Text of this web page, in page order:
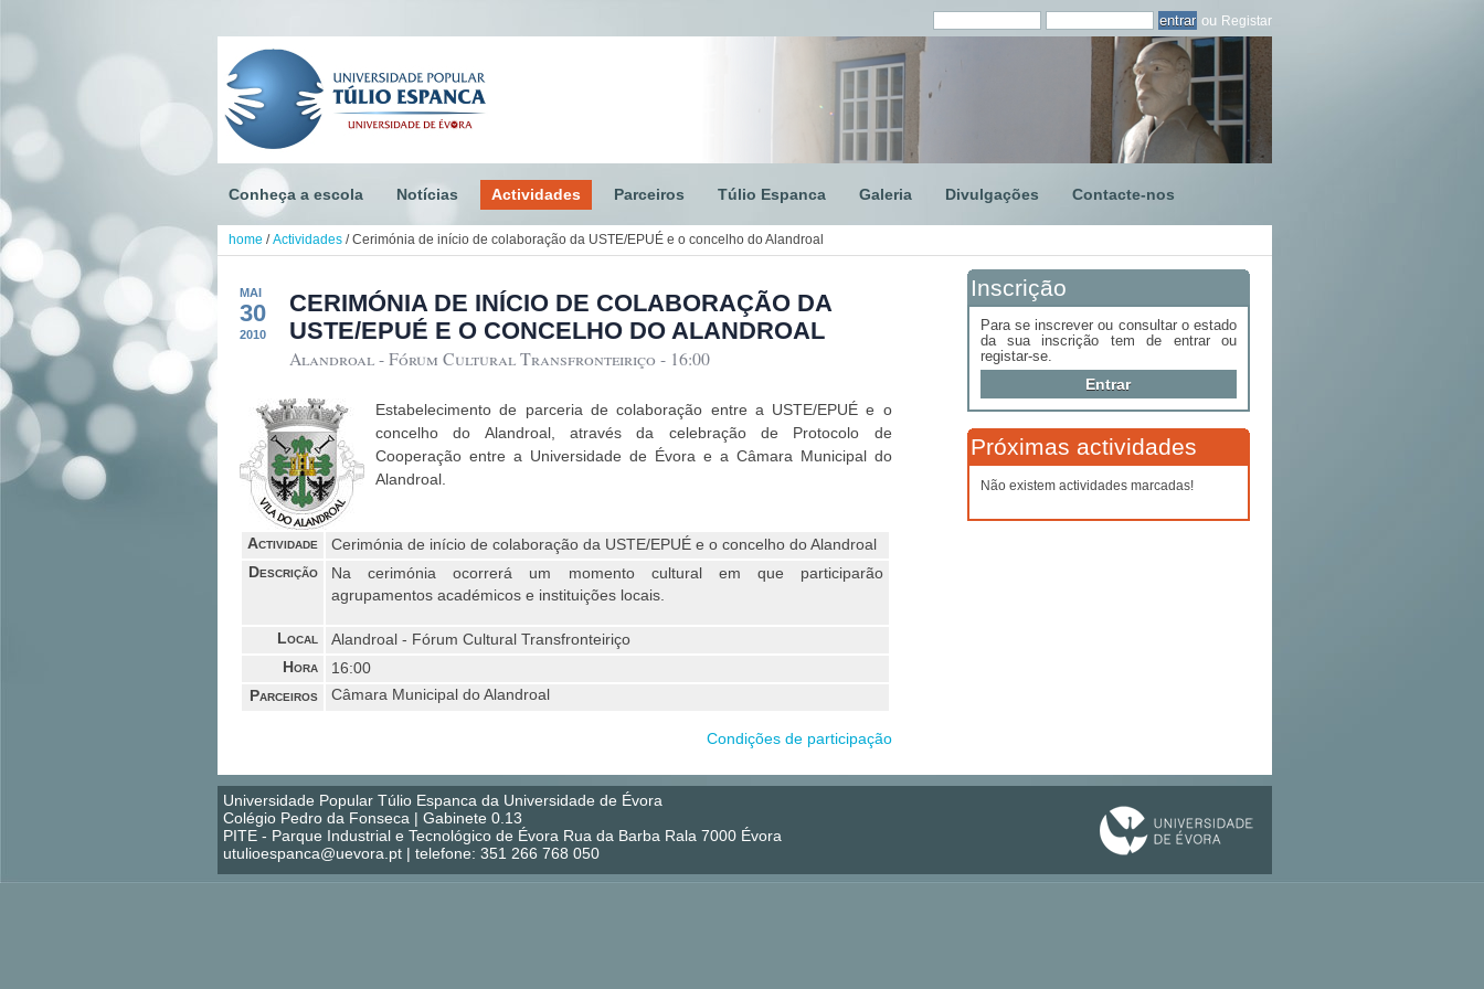
ou Registar
Conheça a escola Notícias Actividades Parceiros Túlio Espanca Galeria Divulgações Contacte-nos
home / Actividades / Cerimónia de início de colaboração da USTE/EPUÉ e o concelho do Alandroal
MAI
30
2010
CERIMÓNIA DE INÍCIO DE COLABORAÇÃO DA
USTE/EPUÉ E O CONCELHO DO ALANDROAL
Alandroal - Fórum Cultural Transfronteiriço - 16:00
Estabelecimento de parceria de colaboração entre a USTE/EPUÉ e o
concelho do Alandroal, através da celebração de Protocolo de
Cooperação entre a Universidade de Évora e a Câmara Municipal do
Alandroal.
Actividade Cerimónia de início de colaboração da USTE/EPUÉ e o concelho do Alandroal
Descrição
Na cerimónia ocorrerá um momento cultural em que participarão
agrupamentos académicos e instituições locais.
Local Alandroal - Fórum Cultural Transfronteiriço
Hora 16:00
Parceiros Câmara Municipal do Alandroal
Condições de participação
Inscrição
Para se inscrever ou consultar o estado
da sua inscrição tem de entrar ou
registar-se.
Entrar
Próximas actividades
Não existem actividades marcadas!
Universidade Popular Túlio Espanca da Universidade de Évora
Colégio Pedro da Fonseca | Gabinete 0.13
PITE - Parque Industrial e Tecnológico de Évora Rua da Barba Rala 7000 Évora
utulioespanca@uevora.pt | telefone: 351 266 768 050